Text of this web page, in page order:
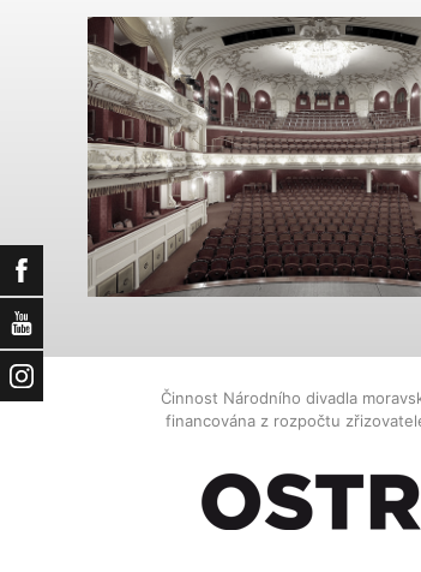
Facebook
YouTube
Instagram
Činnost Národního divadla
financována z rozpočtu zřizovatele